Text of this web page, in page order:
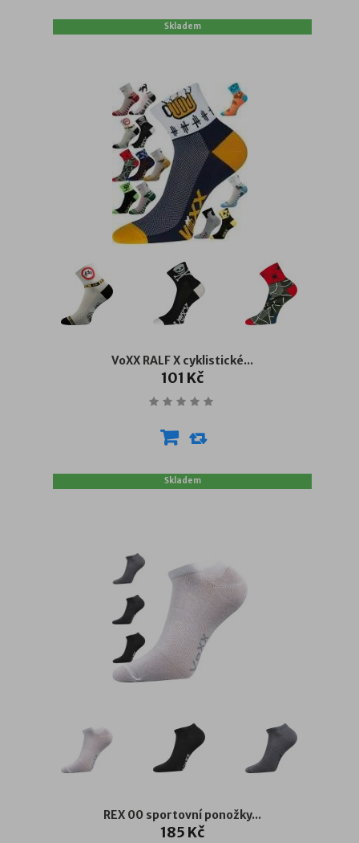
Skladem
VoXX RALF X cyklistické...
101 Kč
Skladem
REX 00 sportovní ponožky...
185 Kč